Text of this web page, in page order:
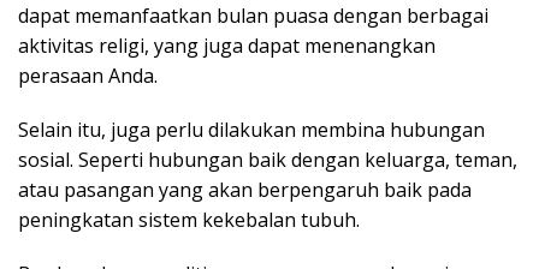
dapat memanfaatkan bulan puasa dengan berbagai
aktivitas religi, yang juga dapat menenangkan
perasaan Anda.
Selain itu, juga perlu dilakukan membina hubungan
sosial. Seperti hubungan baik dengan keluarga, teman,
atau pasangan yang akan berpengaruh baik pada
peningkatan sistem kekebalan tubuh.